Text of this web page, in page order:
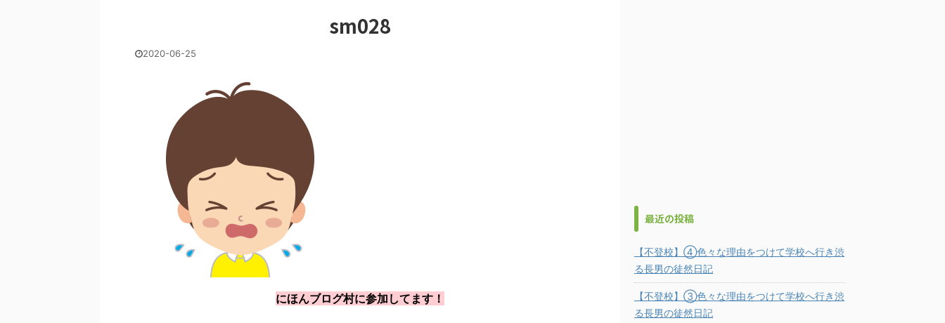
sm028
2020-06-25
にほんブログ村に参加してます！
最近の投稿
【不登校】④色々な理由をつけて学校へ行き渋
る長男の徒然日記
【不登校】③色々な理由をつけて学校へ行き渋
る長男の徒然日記